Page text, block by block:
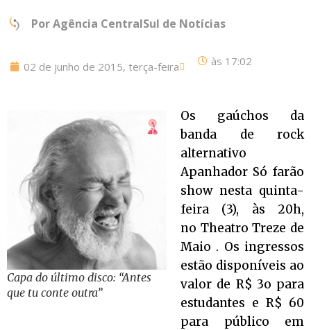
PorAgência CentralSul de Notícias
02 de junho de 2015, terça-feira às 17:02
Capa do último disco: “Antes
que tu conte outra”
Os gaúchos da
banda de rock
alternativo
Apanhador Só farão
show nesta quinta-
feira (3), às 20h,
no Theatro Treze de
Maio . Os ingressos
estão disponíveis ao
valor de R$ 3o para
estudantes e R$ 60
para público em